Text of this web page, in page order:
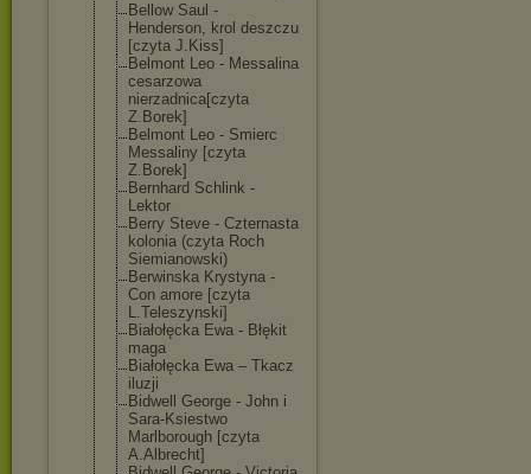
Bellow Saul -
Henderson, krol deszczu
[czyta J.Kiss]
Belmont Leo - Messalina
cesarzowa
nierzadnica[czyta
Z.Borek]
Belmont Leo - Smierc
Messaliny [czyta
Z.Borek]
Bernhard Schlink -
Lektor
Berry Steve - Czternasta
kolonia (czyta Roch
Siemianowski)
Berwinska Krystyna -
Con amore [czyta
L.Teleszynski]
Białołęcka Ewa - Błękit
maga
Białołęcka Ewa – Tkacz
iluzji
Bidwell George - John i
Sara-Ksiestwo
Marlborough [czyta
A.Albrecht]